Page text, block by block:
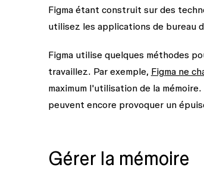
Figma étant construit sur des
utilisez les applications de bureau
Figma utilise quelques méthodes
travaillez. Par exemple, Figma ne
maximum l'utilisation de la
peuvent encore provoquer un
Gérer la mémoire